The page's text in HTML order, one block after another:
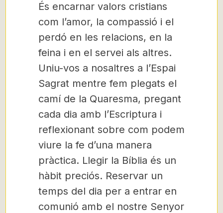
És encarnar valors cristians
com l’amor, la compassió i el
perdó en les relacions, en la
feina i en el servei als altres.
Uniu-vos a nosaltres a l’Espai
Sagrat mentre fem plegats el
camí de la Quaresma, pregant
cada dia amb l’Escriptura i
reflexionant sobre com podem
viure la fe d’una manera
pràctica. Llegir la Bíblia és un
hàbit preciós. Reservar un
temps del dia per a entrar en
comunió amb el nostre Senyor